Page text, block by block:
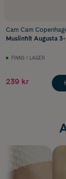
Cam Cam
Muslinfilt Augusta
FINNS I LAGER
239 kr